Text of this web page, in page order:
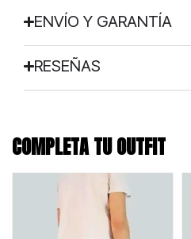
ENVÍO Y GARANTÍA
RESEÑAS
COMPLETA TU OUTFIT